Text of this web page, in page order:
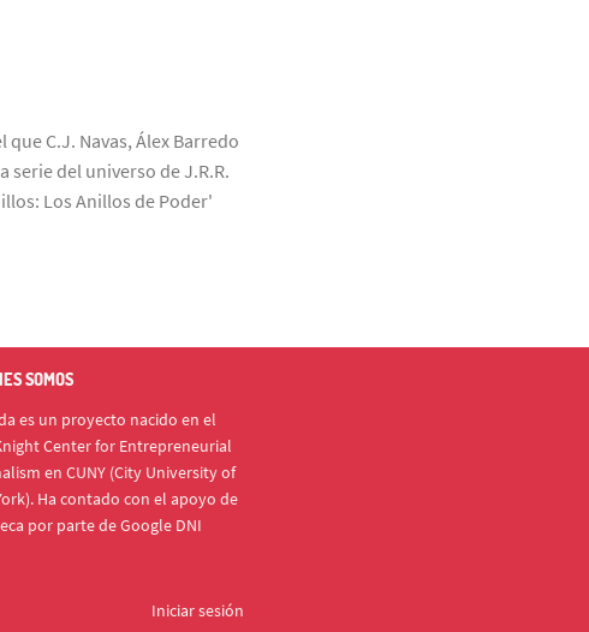
C.J. Navas, Álex Barredo
serie del universo de J.R.R.
Los Anillos de Poder'
SOMOS
es un proyecto nacido en el
Center for Entrepreneurial
en CUNY (City University of
Ha contado con el apoyo de
por parte de Google DNI
Iniciar sesión